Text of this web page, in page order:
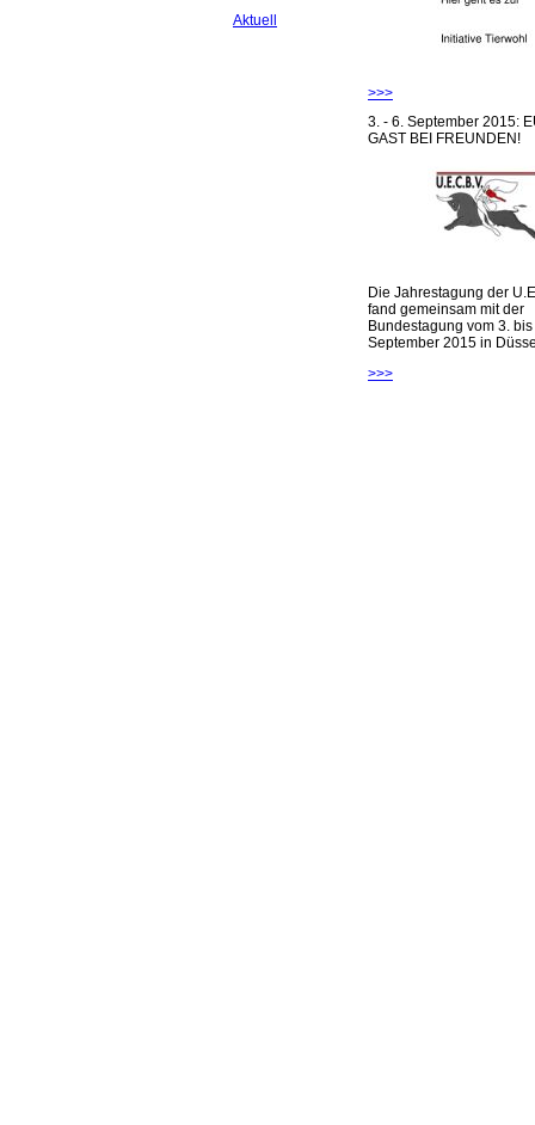
Aktuell
>>>
3. - 6. September 2015:
GAST BEI FREUNDEN!
Die Jahrestagung der
fand gemeinsam mit der
Bundestagung vom 3. bis
September 2015 in
>>>